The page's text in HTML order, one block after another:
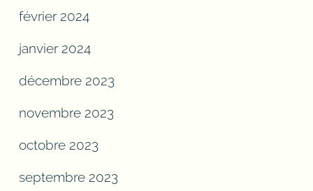
février 2024
janvier 2024
décembre 2023
novembre 2023
octobre 2023
septembre 2023